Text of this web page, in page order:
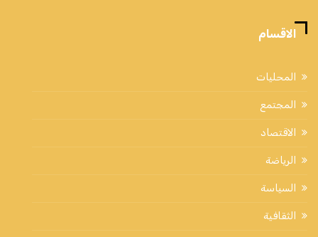
الاقسام
المحليات
المجتمع
الاقتصاد
الرياضة
السياسة
الثقافية